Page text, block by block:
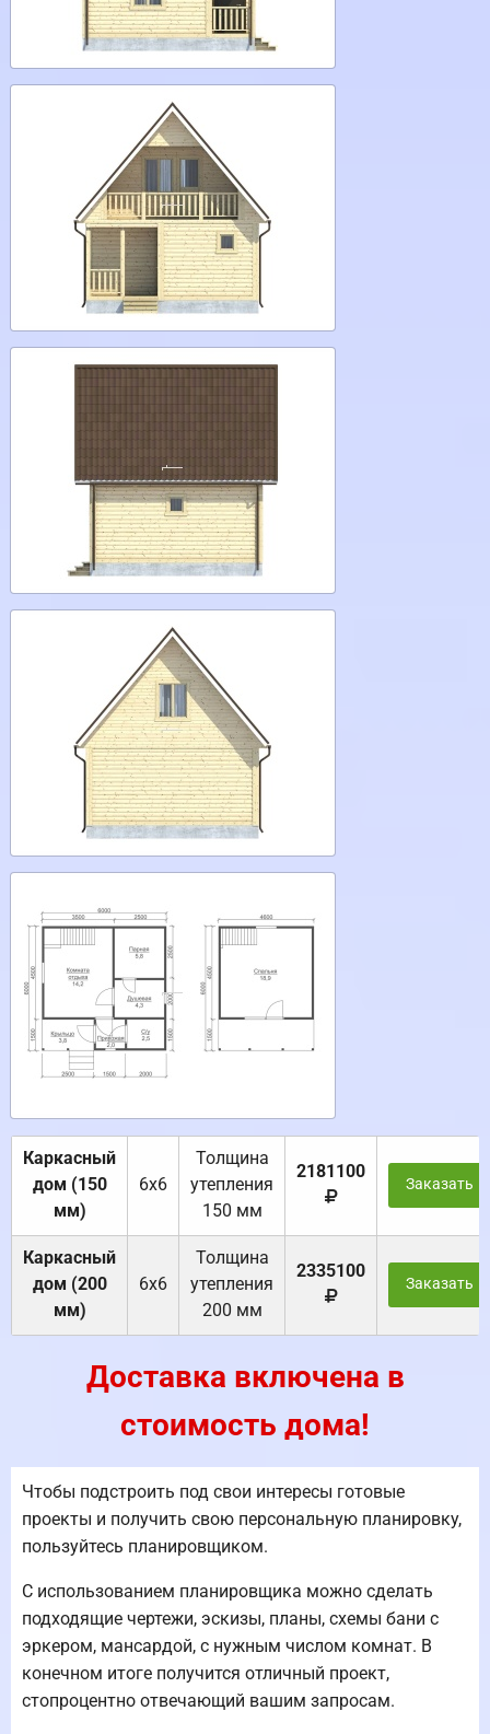
Каркасный
дом (150
мм)
6х6
Толщина
утепления
150 мм
2181100
Заказать
Каркасный
дом (200
мм)
6х6
Толщина
утепления
200 мм
2335100
Заказать
Доставка включена в
стоимость дома!
Чтобы подстроить под свои интересы готовые
проекты и получить свою персональную планировку,
пользуйтесь планировщиком.
С использованием планировщика можно сделать
подходящие чертежи, эскизы, планы, схемы бани с
эркером, мансардой, с нужным числом комнат. В
конечном итоге получится отличный проект,
стопроцентно отвечающий вашим запросам.